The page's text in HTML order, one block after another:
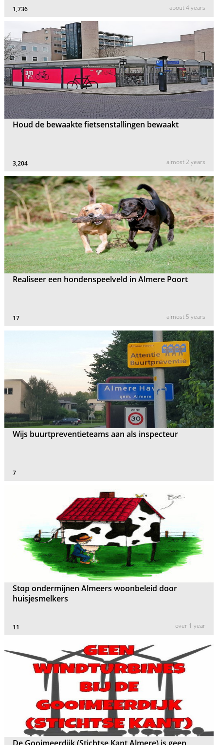
1,736 about 4 years
Houd de bewaakte fietsenstallingen bewaakt
3,204 almost 2 years
Realiseer een hondenspeelveld in Almere Poort
17 almost 5 years
Wijs buurtpreventieteams aan als inspecteur
7
Stop ondermijnen Almeers woonbeleid door
huisjesmelkers
11 over 1 year